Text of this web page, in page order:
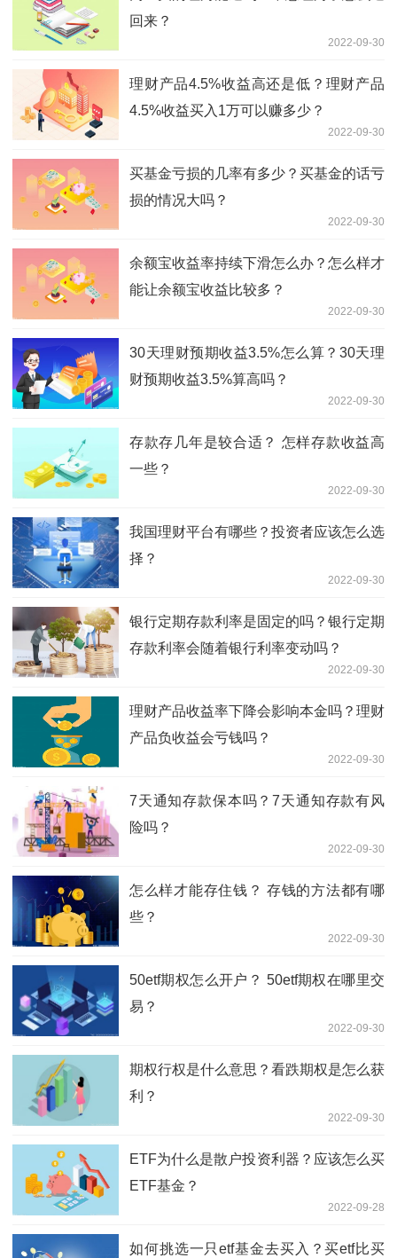
回来？
2022-09-30
理财产品4.5%收益高还是低？理财产品
4.5%收益买入1万可以赚多少？
2022-09-30
买基金亏损的几率有多少？买基金的话亏
损的情况大吗？
2022-09-30
余额宝收益率持续下滑怎么办？怎么样才
能让余额宝收益比较多？
2022-09-30
30天理财预期收益3.5%怎么算？30天理
财预期收益3.5%算高吗？
2022-09-30
存款存几年是较合适？ 怎样存款收益高
一些？
2022-09-30
我国理财平台有哪些？投资者应该怎么选
择？
2022-09-30
银行定期存款利率是固定的吗？银行定期
存款利率会随着银行利率变动吗？
2022-09-30
理财产品收益率下降会影响本金吗？理财
产品负收益会亏钱吗？
2022-09-30
7天通知存款保本吗？7天通知存款有风
险吗？
2022-09-30
怎么样才能存住钱？ 存钱的方法都有哪
些？
2022-09-30
50etf期权怎么开户？ 50etf期权在哪里交
易？
2022-09-30
期权行权是什么意思？看跌期权是怎么获
利？
2022-09-30
ETF为什么是散户投资利器？应该怎么买
ETF基金？
2022-09-28
如何挑选一只etf基金去买入？买etf比买